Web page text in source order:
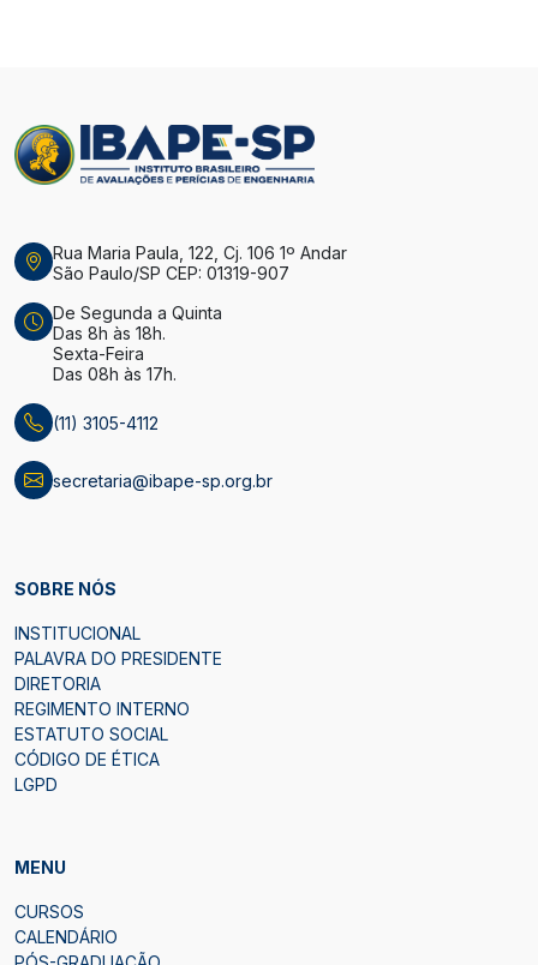
Rua Maria Paula, 122, Cj. 106 1º Andar
São Paulo/SP CEP: 01319-907
De Segunda a Quinta
Das 8h às 18h.
Sexta-Feira
Das 08h às 17h.
(11) 3105-4112
secretaria@ibape-sp.org.br
SOBRE NÓS
INSTITUCIONAL
PALAVRA DO PRESIDENTE
DIRETORIA
REGIMENTO INTERNO
ESTATUTO SOCIAL
CÓDIGO DE ÉTICA
LGPD
MENU
CURSOS
CALENDÁRIO